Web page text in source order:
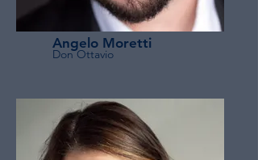
Angelo Moretti
Don Ottavio